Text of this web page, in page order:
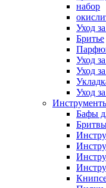
набор
Уход
Бритье
Уход
Уход
Уход
Бафы